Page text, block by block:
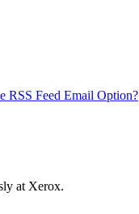
RSS Feed Email Option?
at Xerox.